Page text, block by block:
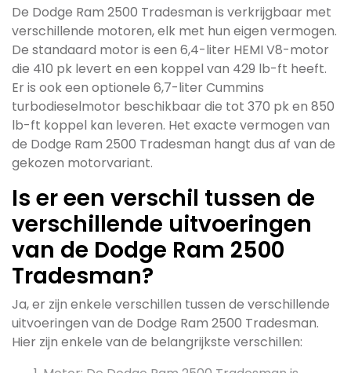
De Dodge Ram 2500 Tradesman is verkrijgbaar met
verschillende motoren, elk met hun eigen vermogen.
De standaard motor is een 6,4-liter HEMI V8-motor
die 410 pk levert en een koppel van 429 lb-ft heeft.
Er is ook een optionele 6,7-liter Cummins
turbodieselmotor beschikbaar die tot 370 pk en 850
lb-ft koppel kan leveren. Het exacte vermogen van
de Dodge Ram 2500 Tradesman hangt dus af van de
gekozen motorvariant.
Is er een verschil tussen de
verschillende uitvoeringen
van de Dodge Ram 2500
Tradesman?
Ja, er zijn enkele verschillen tussen de verschillende
uitvoeringen van de Dodge Ram 2500 Tradesman.
Hier zijn enkele van de belangrijkste verschillen: